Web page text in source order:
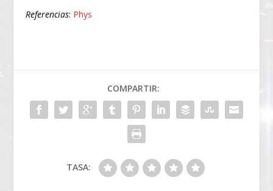
Referencias: Phys
COMPARTIR:
TASA: